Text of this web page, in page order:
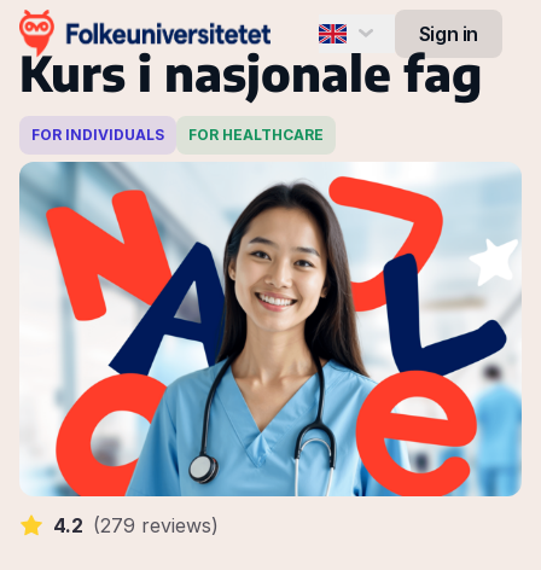
English
Українська
Sign in
Kurs i nasjonale fag
FOR INDIVIDUALS FOR HEALTHCARE
4.2 (279 reviews)